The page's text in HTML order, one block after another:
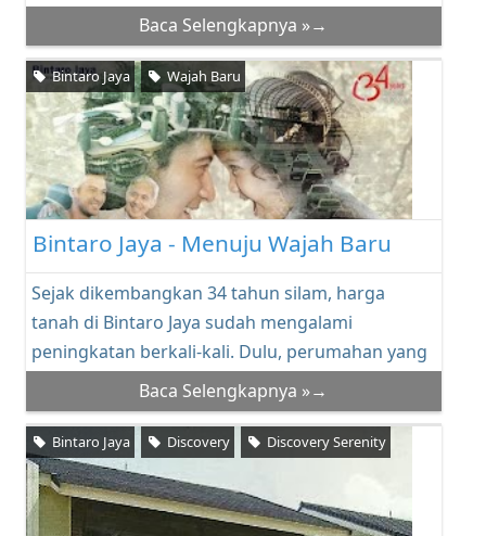
Baca Selengkapnya »→
Bintaro Jaya - Menuju Wajah Baru
Bintaro Jaya Wajah Baru
Sejak dikembangkan 34 tahun silam, harga
tanah di Bintaro Jaya sudah mengalami
peningkatan berkali-kali. Dulu, perumahan yang
dibangun di s...Baca Selengkapnya »→
Bintaro Jaya Discovery Discovery Serenity